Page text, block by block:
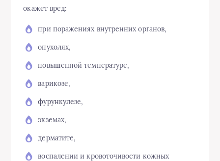
окажет вред:
при поражениях внутренних органов,
опухолях,
повышенной температуре,
варикозе,
фурункулезе,
экземах,
дерматите,
воспалении и кровоточивости кожных